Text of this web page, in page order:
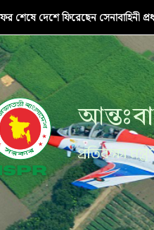
শেষে দেশে ফিরেছেন সেনাবাহিনী
প্রতিরক্ষা